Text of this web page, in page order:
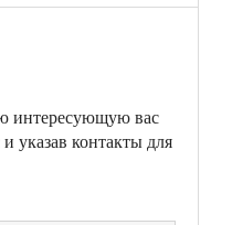
интересующую вас
указав контакты для